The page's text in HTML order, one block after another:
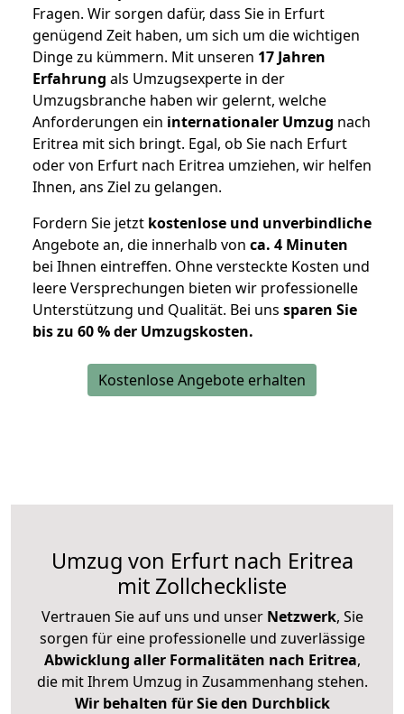
Fragen. Wir sorgen dafür, dass Sie in Erfurt
genügend Zeit haben, um sich um die wichtigen
Dinge zu kümmern. Mit unseren 17 Jahren
Erfahrung als Umzugsexperte in der
Umzugsbranche haben wir gelernt, welche
Anforderungen ein internationaler Umzug nach
Eritrea mit sich bringt. Egal, ob Sie nach Erfurt
oder von Erfurt nach Eritrea umziehen, wir helfen
Ihnen, ans Ziel zu gelangen.
Fordern Sie jetzt kostenlose und unverbindliche
Angebote an, die innerhalb von ca. 4 Minuten
bei Ihnen eintreffen. Ohne versteckte Kosten und
leere Versprechungen bieten wir professionelle
Unterstützung und Qualität. Bei uns sparen Sie
bis zu 60 % der Umzugskosten.
Kostenlose Angebote erhalten
Umzug von Erfurt nach Eritrea
mit Zollcheckliste
Vertrauen Sie auf uns und unser Netzwerk, Sie
sorgen für eine professionelle und zuverlässige
Abwicklung aller Formalitäten nach Eritrea,
die mit Ihrem Umzug in Zusammenhang stehen.
Wir behalten für Sie den Durchblick